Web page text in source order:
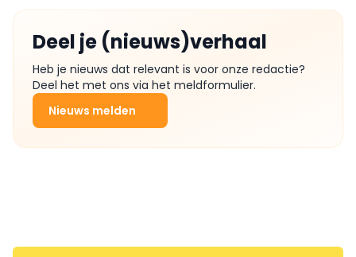
Deel je (nieuws)verhaal
Heb je nieuws dat relevant is voor onze redactie?
Deel het met ons via het meldformulier.
Nieuws melden